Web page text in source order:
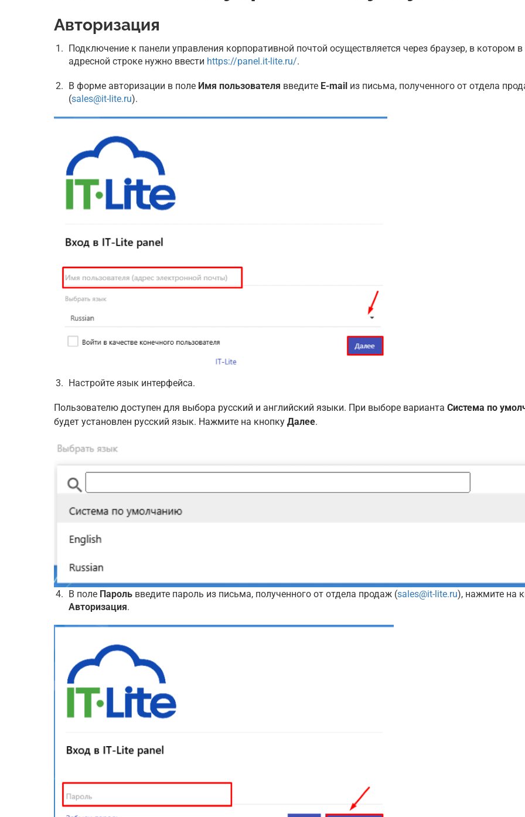
Аренда сервера 1С
Аренда виртуального сервера для
1С
Гибридное Облако 1С
Хостинг 1с
Импортозамещение на 1С
Переход с SAP на 1С:ERP
IDM.Управление
1С для Учебных
1С-Финконтроль
Авторизация
Подключение к панели управления корпоративной почтой осуществляется через браузер, в котором в
адресной строке нужно ввести https://panel.it-lite.ru/.
В форме авторизации в поле Имя пользователя введите E-mail из письма, полученного от отдела
(sales@it-lite.ru).
Настройте язык интерфейса.
Пользователю доступен для выбора русский и английский языки. При выборе варианта Система по
будет установлен русский язык. Нажмите на кнопку Далее.
В поле Пароль введите пароль из письма, полученного от отдела продаж (sales@it-lite.ru), нажмите на
Авторизация.